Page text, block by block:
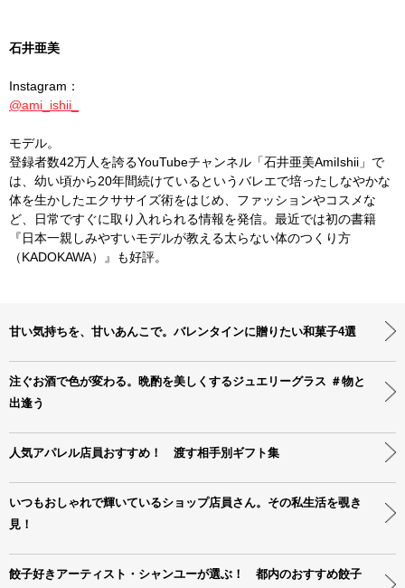
石井亜美
Instagram：
@ami_ishii_
モデル。
登録者数42万人を誇るYouTubeチャンネル「石井亜美AmiIshii」で
は、幼い頃から20年間続けているというバレエで培ったしなやかな
体を生かしたエクササイズ術をはじめ、ファッションやコスメな
ど、日常ですぐに取り入れられる情報を発信。最近では初の書籍
『日本一親しみやすいモデルが教える太らない体のつくり方
（KADOKAWA）』も好評。
甘い気持ちを、甘いあんこで。バレンタインに贈りたい和菓子4選
注ぐお酒で色が変わる。晩酌を美しくするジュエリーグラス ＃物と
出逢う
人気アパレル店員おすすめ！ 渡す相手別ギフト集
いつもおしゃれで輝いているショップ店員さん。その私生活を覗き
見！
餃子好きアーティスト・シャンユーが選ぶ！ 都内のおすすめ餃子